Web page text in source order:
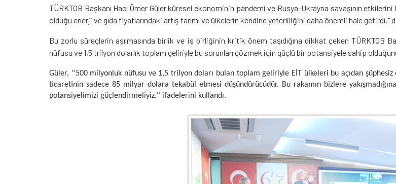
TÜRKTOB Başkanı Hacı Ömer Güler küresel ekonominin pandemi ve Rusya-Ukrayna savaşının
olduğu enerji ve gıda fiyatlarındaki artış tarımı ve ülkelerin kendine yeterliliğini daha önemli hale getirdi."
Bu zorlu süreçlerin aşılmasında birlik ve iş birliğinin kritik önem taşıdığına dikkat çeken TÜRKTOB
nüfusu ve 1,5 trilyon dolarlık toplam geliriyle bu sorunları çözmek için güçlü bir potansiyele sahip
Güler, ‘’500 milyonluk nüfusu ve 1,5 trilyon doları bulan toplam geliriyle EİT ülkeleri bu açıdan
ticaretinin sadece 85 milyar dolara tekabül etmesi düşündürücüdür. Bu rakamın bizlere
potansiyelimizi güçlendirmeliyiz.’’ ifadelerini kullandı.